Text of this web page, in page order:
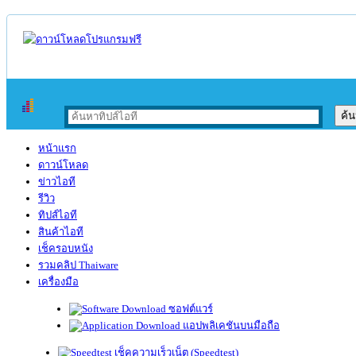
หน้าแรก
ดาวน์โหลด
ข่าวไอที
รีวิว
ทิปส์ไอที
สินค้าไอที
เช็ครอบหนัง
รวมคลิป Thaiware
เครื่องมือ
ซอฟต์แวร์
แอปพลิเคชันบนมือถือ
เช็คความเร็วเน็ต (Speedtest)